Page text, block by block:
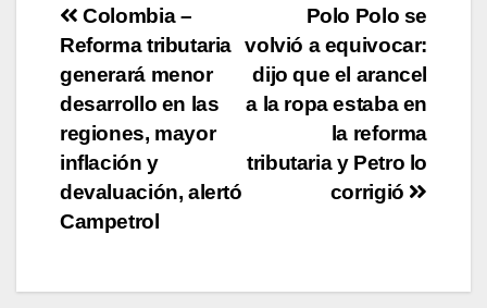
Polo Polo se
volvió a equivocar:
dijo que el arancel
a la ropa estaba en
la reforma
tributaria y Petro lo
corrigió
Colombia –
Reforma tributaria
generará menor
desarrollo en las
regiones, mayor
inflación y
devaluación, alertó
Campetrol